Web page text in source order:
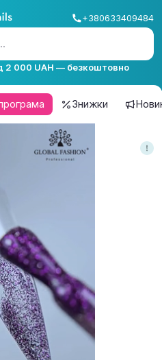
+380633409484
2 000 UAH — безкоштовно
Знижки